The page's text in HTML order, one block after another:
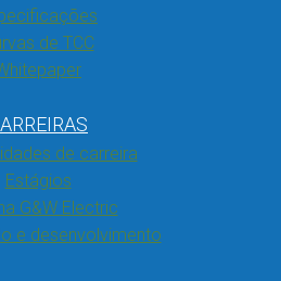
de TCC
de carreira
Estágios
G&W Electric
e desenvolvimento